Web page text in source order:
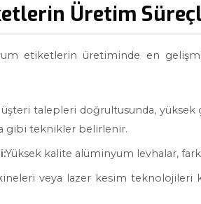
Üretim
etiketlerin üretiminde en
talepleri doğrultusunda, yüksek
gibi teknikler belirlenir.
Yüksek kalite alüminyum levhalar,
veya lazer kesim teknolojileri